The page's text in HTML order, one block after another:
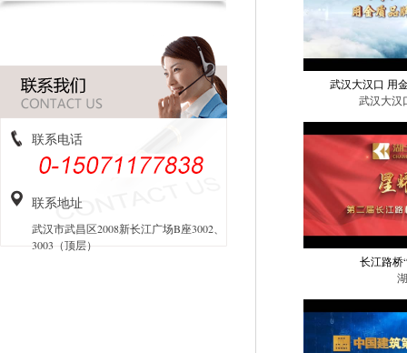
联系电话
联系地址
武汉市武昌区2008新长江广场B座3002、
3003（顶层）
武汉大汉口 用
武汉大汉
长江路桥